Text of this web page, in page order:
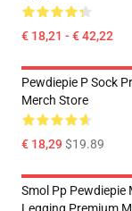
€ 18,21 - € 42,22
Pewdiepie P Sock
Merch Store
€ 18,29$19.89
Smol Pp Pewdiepie